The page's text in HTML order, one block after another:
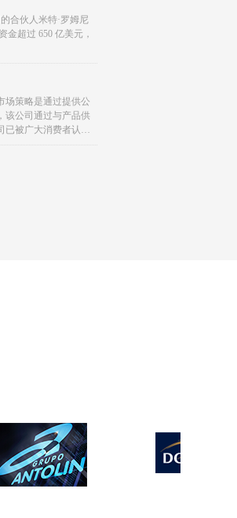
合伙人米特·罗姆尼
超过 650 亿美元，
场策略是通过提供公
该公司通过与产品供
已被广大消费者认为